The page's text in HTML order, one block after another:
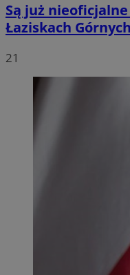
Są już
Łaziskach Górnych
21